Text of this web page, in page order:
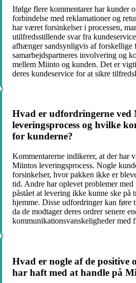
Ifølge flere kommentarer har kunder
forbindelse med reklamationer og
har været forsinkelser i processen,
utilfredsstillende svar fra
afhænger sandsynligvis af forskellige
samarbejdspartneres involvering og
mellem Miinto og kunden. Det er
deres kundeservice for at sikre
Hvad er udfordringerne ved
leveringsprocess og hvilke
for kunderne?
Kommentarerne indikerer, at der har
Miintos leveringsprocess. Nogle
forsinkelser, hvor pakken ikke er
tid. Andre har oplevet problemer
påstået at levering ikke kunne ske på
hjemme. Disse udfordringer kan føre
da de modtager deres ordrer senere
kommunikationsvanskeligheder med
Hvad er nogle af de positive
har haft med at handle på